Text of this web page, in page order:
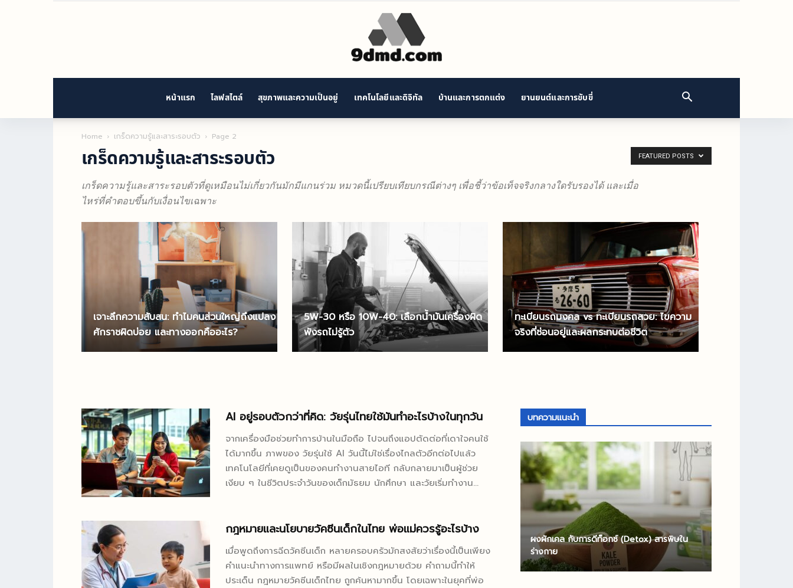
9D
Decisions
หน้าแรก ไลฟสไตล์ สุขภาพและความเป็นอยู่ เทคโนโลยีและดิจิทัล บ้านและการตกแต่ง ยานยนต์และการขับขี่
Home เกร็ดความรู้และสาระรอบตัว Page 2
เกร็ดความรู้และสาระรอบตัว
เกร็ดความรู้และสาระรอบตัวที่ดูเหมือนไม่เกี่ยวกันมักมีแกนร่วม หมวดนี้เปรียบเทียบกรณีต่างๆ เพื่อชี้ว่าข้อเท็จจริงกลางใดรับรองได้ และเมื่อ
ไหร่ที่คำตอบขึ้นกับเงื่อนไขเฉพาะ
FEATURED POSTS
เจาะลึกความสับสน: ทำไมคนส่วนใหญ่ถึงแปลง
ศักราชผิดบ่อย และทางออกคืออะไร?
5W-30 หรือ 10W-40: เลือกน้ำมันเครื่องผิด
พังรถไม่รู้ตัว
ทะเบียนรถมงคล vs ทะเบียนรถสวย: ไขความ
จริงที่ซ่อนอยู่และผลกระทบต่อชีวิต
AI อยู่รอบตัวกว่าที่คิด: วัยรุ่นไทยใช้มันทำอะไรบ้างในทุกวัน
จากเครื่องมือช่วยทำการบ้านในมือถือ ไปจนถึงแอปตัดต่อที่เดาใจคนใช้
ได้มากขึ้น ภาพของ วัยรุ่นใช้ AI วันนี้ไม่ใช่เรื่องไกลตัวอีกต่อไปแล้ว
เทคโนโลยีที่เคยดูเป็นของคนทำงานสายไอที กลับกลายมาเป็นผู้ช่วย
เงียบ ๆ ในชีวิตประจำวันของเด็กมัธยม นักศึกษา และวัยเริ่มทำงาน
น่าสนใจคือ AI ไม่ได้เข้ามาแทนชีวิตวัยรุ่น แต่เข้ามาเปลี่ยนวิธีคิด วิธีหา
คนไทยที่สูงอยู่แล้ว...
กฎหมายและนโยบายวัคซีนเด็กในไทย พ่อแม่ควรรู้อะไรบ้าง
เมื่อพูดถึงการฉีดวัคซีนเด็ก หลายครอบครัวมักสงสัยว่าเรื่องนี้เป็นเพียง
คำแนะนำทางการแพทย์ หรือมีผลในเชิงกฎหมายด้วย คำถามนี้ทำให้
ประเด็น กฎหมายวัคซีนเด็กไทย ถูกค้นหามากขึ้น โดยเฉพาะในยุคที่พ่อ
บทความแนะนำ
ผงผักเคล กับการดีท็อกซ์ (Detox) สารพิษใน
ร่างกาย